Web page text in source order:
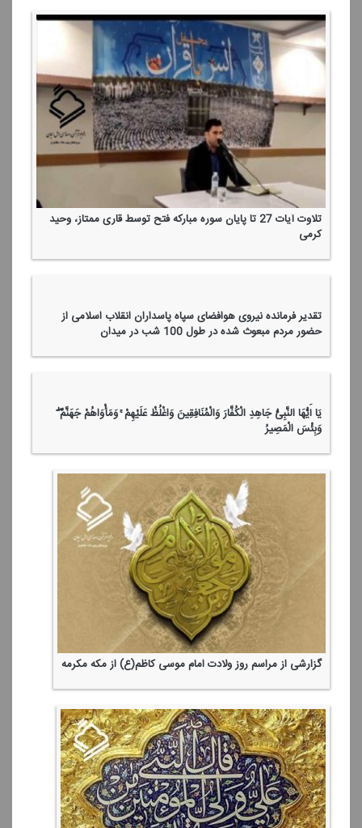
وَقَاتِلُوا فِی سَبِیلِ اللَّهِ الَّذِینَ یُقَاتِلُونَكُمْ وَلَا تَعْتَدُوا ۚ إِنَّ اللَّهَ لَا یُحِبُّ
الْمُعْتَدِینَ
تلاوت آیات 27 تا پایان سوره مباركه فتح توسط قاری ممتاز، وحید
تقدیر فرمانده نیروی هوافضای سپاه پاسداران انقلاب اسلامی از
حضور مردم مبعوث شده در طول 100 شب در میدان
یَا أَیُّهَا النَّبِیُّ جَاهِدِ الْكُفَّارَ وَالْمُنَافِقِینَ وَاغْلُظْ عَلَیْهِمْ ۚ وَمَأْوَاهُمْ جَهَنَّمُ ۖ
وَبِئْسَ الْمَصِیرُ